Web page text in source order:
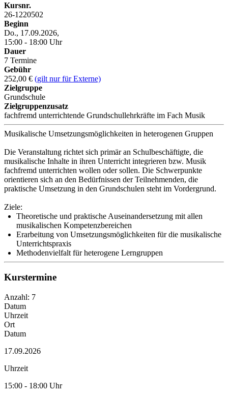
Kursnr.
26-1220502
Beginn
Do., 17.09.2026,
15:00 - 18:00 Uhr
Dauer
7 Termine
Gebühr
252,00 € (gilt nur für Externe)
Zielgruppe
Grundschule
Zielgruppenzusatz
fachfremd unterrichtende Grundschullehrkräfte im Fach Musik
Musikalische Umsetzungsmöglichkeiten in heterogenen Gruppen
Die Veranstaltung richtet sich primär an Schulbeschäftigte, die
musikalische Inhalte in ihren Unterricht integrieren bzw. Musik
fachfremd unterrichten wollen oder sollen. Die Schwerpunkte
orientieren sich an den Bedürfnissen der Teilnehmenden, die
praktische Umsetzung in den Grundschulen steht im Vordergrund.
Ziele:
Theoretische und praktische Auseinandersetzung mit allen
musikalischen Kompetenzbereichen
Erarbeitung von Umsetzungsmöglichkeiten für die musikalische
Unterrichtspraxis
Methodenvielfalt für heterogene Lerngruppen
Kurstermine
Anzahl: 7
Datum
Uhrzeit
Ort
Datum
17.09.2026
Uhrzeit
15:00 - 18:00 Uhr